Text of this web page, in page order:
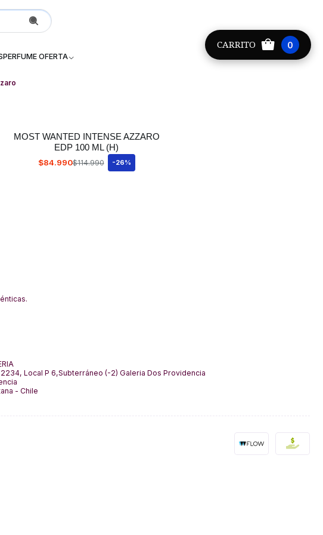
CARRITO 0
PERFUME OFERTA
- Providencia +56 9 8881 9171
MOST WANTED INTENSE AZZARO
EDP 100 ML (H)
$84.990$114.990 -26%
Local P 6,Subterráneo (-2) Galeria Dos Providencia
- Chile